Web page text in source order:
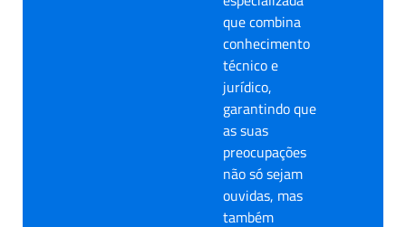
que combina
conhecimento
técnico e
jurídico,
garantindo que
as suas
preocupações
não só sejam
ouvidas, mas
também